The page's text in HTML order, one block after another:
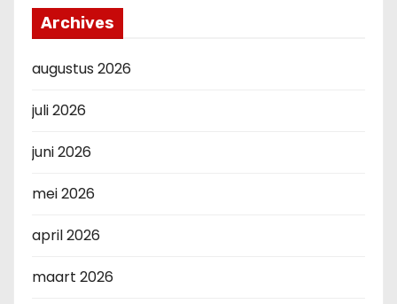
Archives
augustus 2026
juli 2026
juni 2026
mei 2026
april 2026
maart 2026